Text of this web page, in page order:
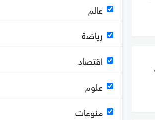
عالم
رياضة
اقتصاد
علوم
منوعات